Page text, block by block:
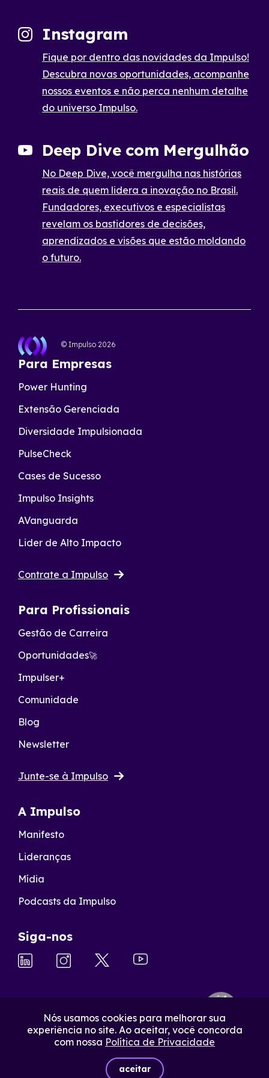
Nós usamos cookies para melhorar sua
experiência no site. Ao aceitar, você concorda
com nossa Política de Privacidade
aceitar
Instagram
Fique por dentro das novidades da Impulso!
Descubra novas oportunidades, acompanhe
nossos eventos e não perca nenhum detalhe
do universo Impulso.
Deep Dive com Mergulhão
No Deep Dive, você mergulha nas histórias
reais de quem lidera a inovação no Brasil.
Fundadores, executivos e especialistas
revelam os bastidores de decisões,
aprendizados e visões que estão moldando
o futuro.
© Impulso 2026
Para Empresas
Power Hunting
Extensão Gerenciada
Diversidade Impulsionada
PulseCheck
Cases de Sucesso
Impulso Insights
AVanguarda
Lider de Alto Impacto
Contrate a Impulso
Para Profissionais
Gestão de Carreira
Oportunidades🚀
Impulser+
Comunidade
Blog
Newsletter
Junte-se à Impulso
A Impulso
Manifesto
Lideranças
Mídia
Podcasts da Impulso
Siga-nos